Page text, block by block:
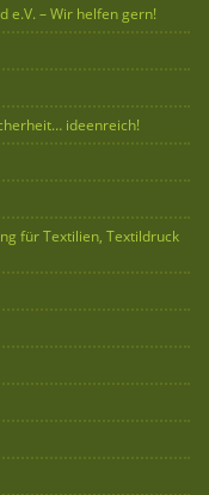
e.V. – Wir helfen gern!
ideenreich!
für Textilien, Textildruck